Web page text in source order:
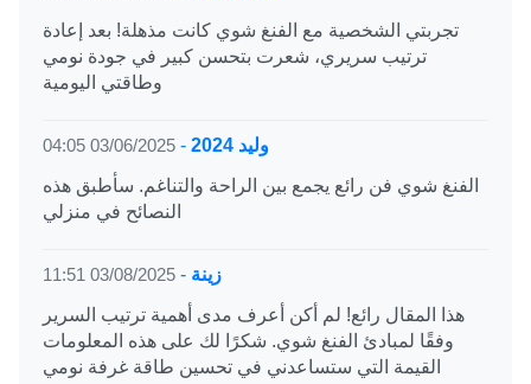
تجربتي الشخصية مع الفنغ شوي كانت مذهلة! بعد إعادة
ترتيب سريري، شعرت بتحسن كبير في جودة نومي
وطاقتي اليومية
وليد 2024 -
03/06/2025 04:05
الفنغ شوي فن رائع يجمع بين الراحة والتناغم. سأطبق هذه
النصائح في منزلي
زينة -
03/08/2025 11:51
هذا المقال رائع! لم أكن أعرف مدى أهمية ترتيب السرير
وفقًا لمبادئ الفنغ شوي. شكرًا لك على هذه المعلومات
القيمة التي ستساعدني في تحسين طاقة غرفة نومي